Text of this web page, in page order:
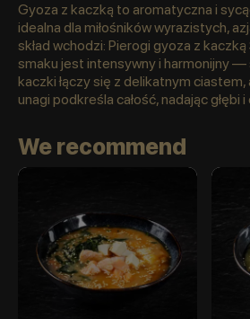
Gyoza z kaczką to aromatyczna i
idealna dla miłośników wyrazistych,
skład wchodzi: Pierogi gyoza z
smaku jest intensywny i harmonijny
kaczki łączy się z delikatnym ciastem,
unagi podkreśla całość, nadając głębi
We recommend